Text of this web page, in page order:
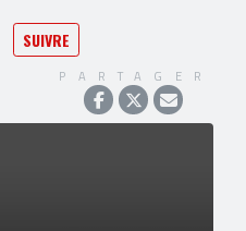
SUIVRE
PARTAGER